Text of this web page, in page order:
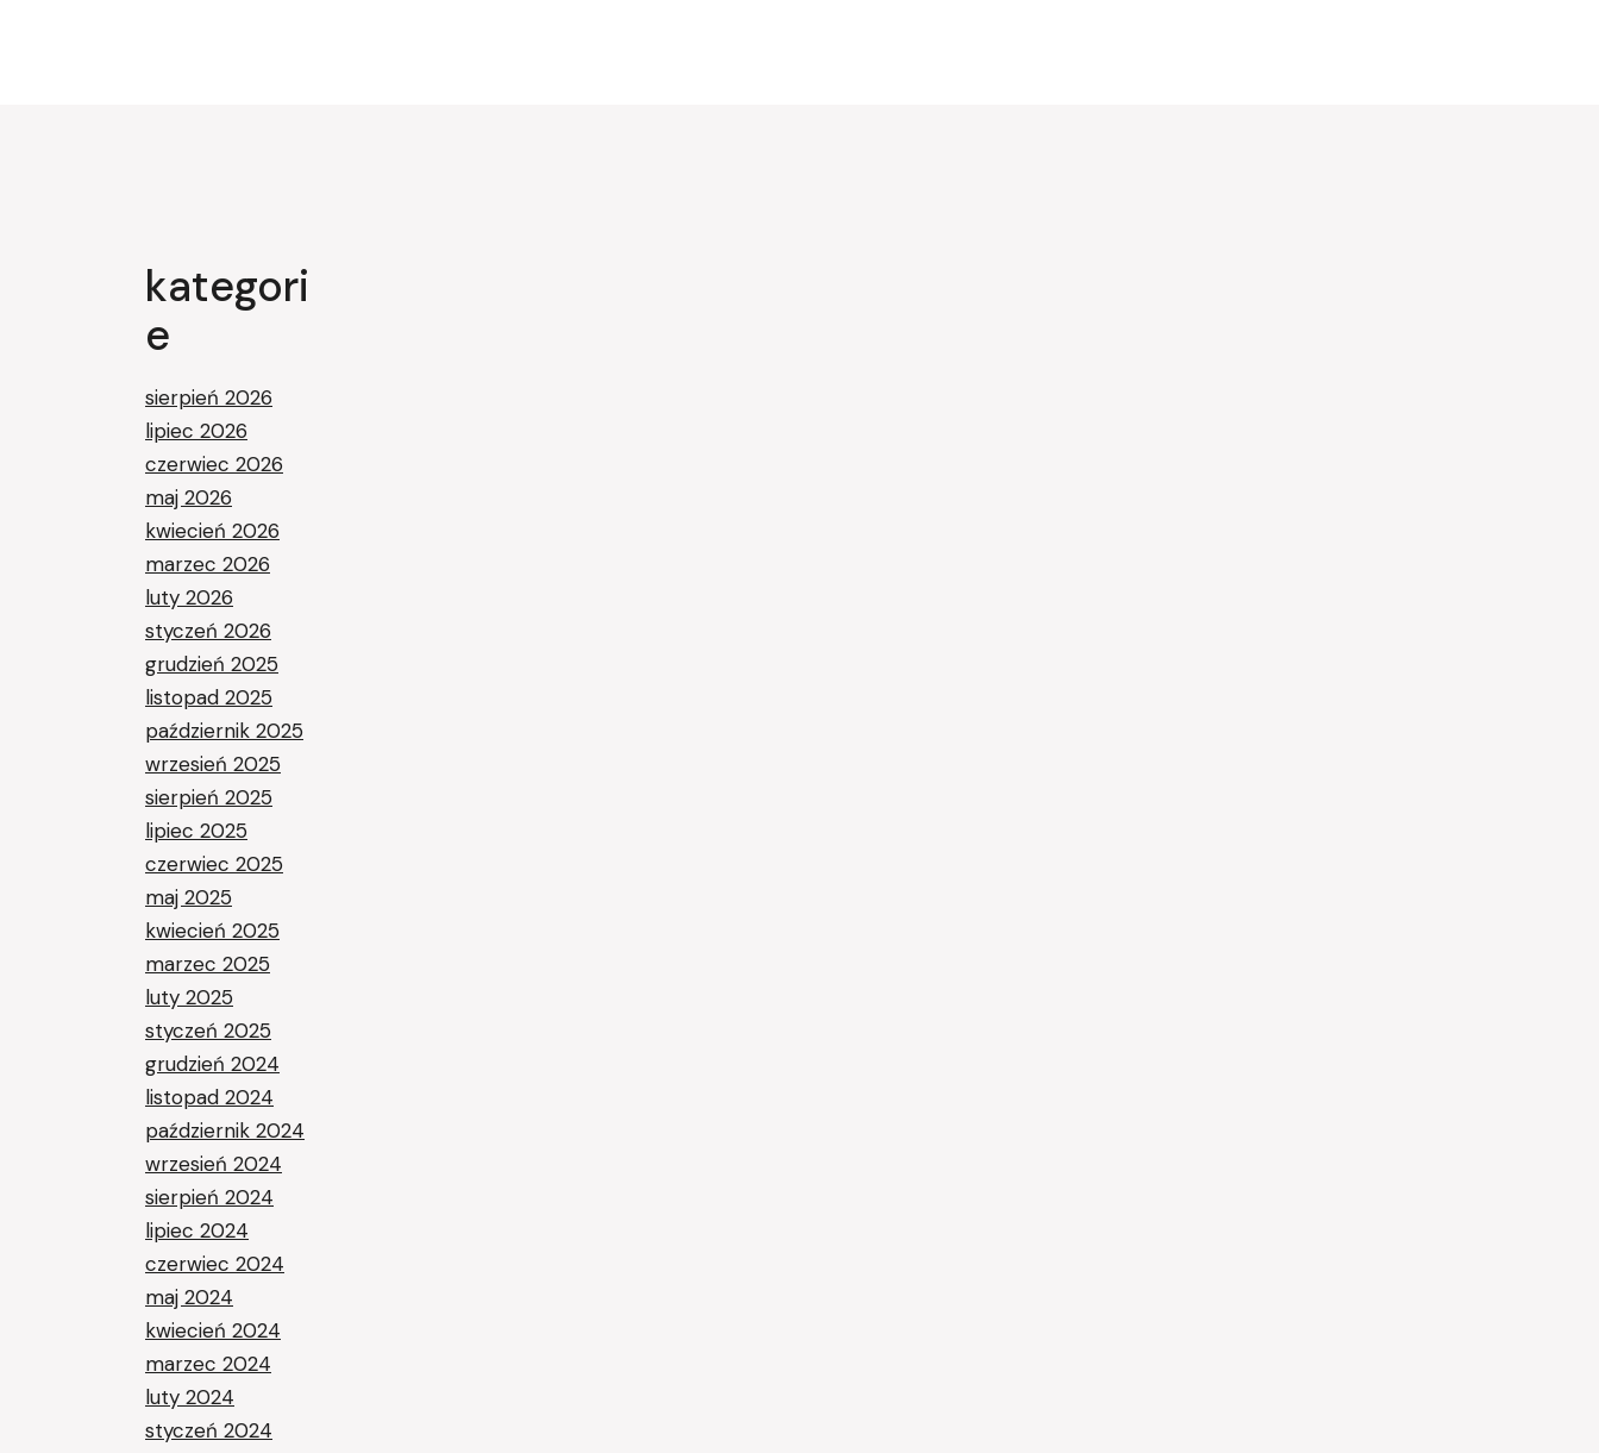
kategori
e
sierpień 2026
lipiec 2026
czerwiec 2026
maj 2026
kwiecień 2026
marzec 2026
luty 2026
styczeń 2026
grudzień 2025
listopad 2025
październik 2025
wrzesień 2025
sierpień 2025
lipiec 2025
czerwiec 2025
maj 2025
kwiecień 2025
marzec 2025
luty 2025
styczeń 2025
grudzień 2024
listopad 2024
październik 2024
wrzesień 2024
sierpień 2024
lipiec 2024
czerwiec 2024
maj 2024
kwiecień 2024
marzec 2024
luty 2024
styczeń 2024